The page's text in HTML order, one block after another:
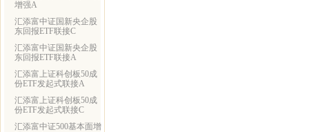
增强A
汇添富中证国新央企股
东回报ETF联接C
汇添富中证国新央企股
东回报ETF联接A
汇添富上证科创板50成
份ETF发起式联接A
汇添富上证科创板50成
份ETF发起式联接C
汇添富中证500基本面增